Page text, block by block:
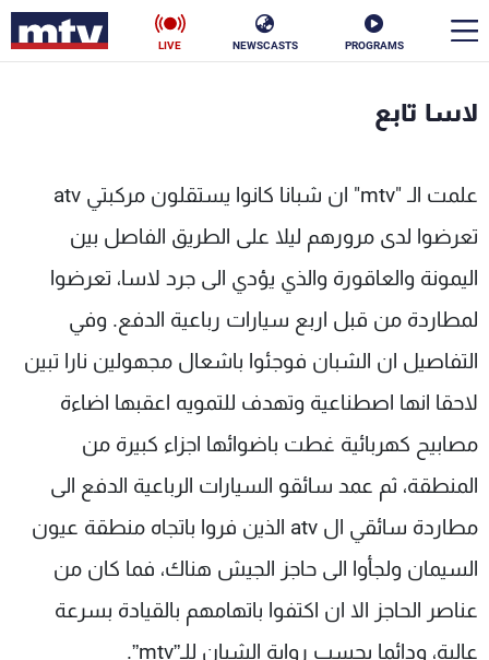
PROGRAMS
NEWSCASTS
LIVE
لاسا تابع
علمت الـ "mtv" ان شبانا كانوا يستقلون مركبتي atv
تعرضوا لدى مرورهم ليلا على الطريق الفاصل بين
اليمونة والعاقورة والذي يؤدي الى جرد لاسا، تعرضوا
لمطاردة من قبل اربع سيارات رباعية الدفع. وفي
التفاصيل ان الشبان فوجئوا باشعال مجهولين نارا تبين
لاحقا انها اصطناعية وتهدف للتمويه اعقبها اضاءة
مصابيح كهربائية غطت باضوائها اجزاء كبيرة من
المنطقة، ثم عمد سائقو السيارات الرباعية الدفع الى
مطاردة سائقي ال atv الذين فروا باتجاه منطقة عيون
السيمان ولجأوا الى حاجز الجيش هناك، فما كان من
عناصر الحاجز الا ان اكتفوا باتهامهم بالقيادة بسرعة
عالية، ودائما بحسب رواية الشبان للـ”mtv”.
سياسة ناس
إقتصاد فن
كأس العالم
البرامج
جدول البرامج
شاهد البرامج
الترددات
عن MTV
وظائف